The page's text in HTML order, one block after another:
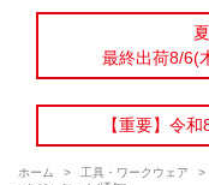
最終出荷8/6(
【重要】令
ホーム > 工具・ワークウェア >